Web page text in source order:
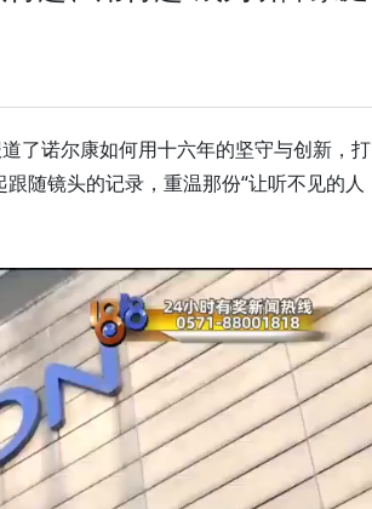
了诺尔康如何用十六年的坚守与创新，打
随镜头的记录，重温那份“让听不见的人